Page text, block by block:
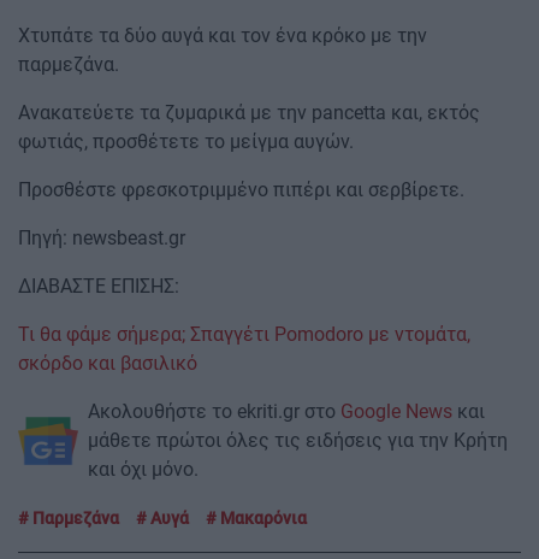
Χτυπάτε τα δύο αυγά και τον ένα κρόκο με την
παρμεζάνα.
Ανακατεύετε τα ζυμαρικά με την pancetta και, εκτός
φωτιάς, προσθέτετε το μείγμα αυγών.
Προσθέστε φρεσκοτριμμένο πιπέρι και σερβίρετε.
Πηγή: newsbeast.gr
ΔΙΑΒΑΣΤΕ ΕΠΙΣΗΣ:
Τι θα φάμε σήμερα; Σπαγγέτι Pomodoro με ντομάτα,
σκόρδο και βασιλικό
Ακολουθήστε το ekriti.gr στο Google News και
μάθετε πρώτοι όλες τις ειδήσεις για την Κρήτη
και όχι μόνο.
Παρμεζάνα Αυγά Μακαρόνια